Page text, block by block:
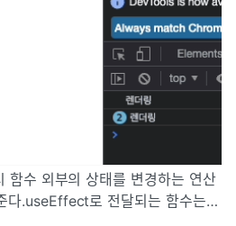
수 외부의 상태를 변경하는 연산
다.useEffect로 전달되는 함수는